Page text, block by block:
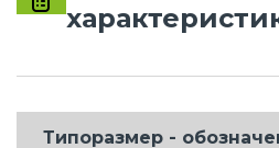
Типоразмер -